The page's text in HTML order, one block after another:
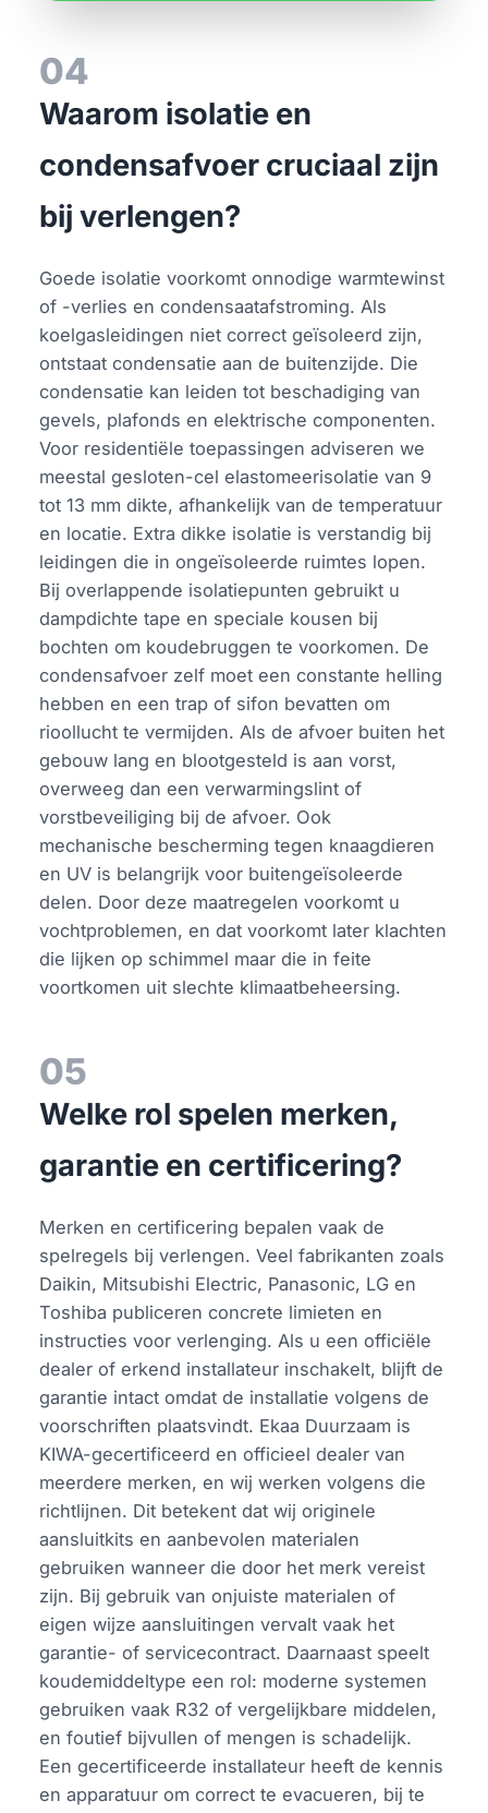
04
Waarom isolatie en
condensafvoer cruciaal zijn
bij verlengen?
Goede isolatie voorkomt onnodige warmtewinst
of -verlies en condensaatafstroming. Als
koelgasleidingen niet correct geïsoleerd zijn,
ontstaat condensatie aan de buitenzijde. Die
condensatie kan leiden tot beschadiging van
gevels, plafonds en elektrische componenten.
Voor residentiële toepassingen adviseren we
meestal gesloten-cel elastomeerisolatie van 9
tot 13 mm dikte, afhankelijk van de temperatuur
en locatie. Extra dikke isolatie is verstandig bij
leidingen die in ongeïsoleerde ruimtes lopen.
Bij overlappende isolatiepunten gebruikt u
dampdichte tape en speciale kousen bij
bochten om koudebruggen te voorkomen. De
condensafvoer zelf moet een constante helling
hebben en een trap of sifon bevatten om
rioollucht te vermijden. Als de afvoer buiten het
gebouw lang en blootgesteld is aan vorst,
overweeg dan een verwarmingslint of
vorstbeveiliging bij de afvoer. Ook
mechanische bescherming tegen knaagdieren
en UV is belangrijk voor buitengeïsoleerde
delen. Door deze maatregelen voorkomt u
vochtproblemen, en dat voorkomt later klachten
die lijken op schimmel maar die in feite
voortkomen uit slechte klimaatbeheersing.
05
Welke rol spelen merken,
garantie en certificering?
Merken en certificering bepalen vaak de
spelregels bij verlengen. Veel fabrikanten zoals
Daikin, Mitsubishi Electric, Panasonic, LG en
Toshiba publiceren concrete limieten en
instructies voor verlenging. Als u een officiële
dealer of erkend installateur inschakelt, blijft de
garantie intact omdat de installatie volgens de
voorschriften plaatsvindt. Ekaa Duurzaam is
KIWA-gecertificeerd en officieel dealer van
meerdere merken, en wij werken volgens die
richtlijnen. Dit betekent dat wij originele
aansluitkits en aanbevolen materialen
gebruiken wanneer die door het merk vereist
zijn. Bij gebruik van onjuiste materialen of
eigen wijze aansluitingen vervalt vaak het
garantie- of servicecontract. Daarnaast speelt
koudemiddeltype een rol: moderne systemen
gebruiken vaak R32 of vergelijkbare middelen,
en foutief bijvullen of mengen is schadelijk.
Een gecertificeerde installateur heeft de kennis
en apparatuur om correct te evacueren, bij te